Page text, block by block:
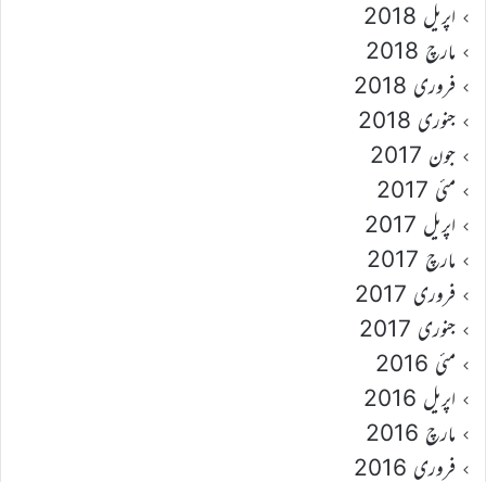
اپریل 2018
مارچ 2018
فروری 2018
جنوری 2018
جون 2017
مئی 2017
اپریل 2017
مارچ 2017
فروری 2017
جنوری 2017
مئی 2016
اپریل 2016
مارچ 2016
فروری 2016